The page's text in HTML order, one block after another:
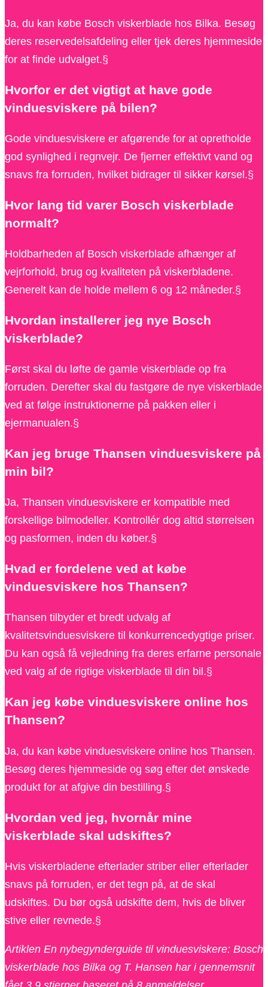
Ja, du kan købe Bosch viskerblade hos Bilka. Besøg
deres reservedelsafdeling eller tjek deres hjemmeside
for at finde udvalget.§
Hvorfor er det vigtigt at have gode
vinduesviskere på bilen?
Gode vinduesviskere er afgørende for at opretholde
god synlighed i regnvejr. De fjerner effektivt vand og
snavs fra forruden, hvilket bidrager til sikker kørsel.§
Hvor lang tid varer Bosch viskerblade
normalt?
Holdbarheden af Bosch viskerblade afhænger af
vejrforhold, brug og kvaliteten på viskerbladene.
Generelt kan de holde mellem 6 og 12 måneder.§
Hvordan installerer jeg nye Bosch
viskerblade?
Først skal du løfte de gamle viskerblade op fra
forruden. Derefter skal du fastgøre de nye viskerblade
ved at følge instruktionerne på pakken eller i
ejermanualen.§
Kan jeg bruge Thansen vinduesviskere på
min bil?
Ja, Thansen vinduesviskere er kompatible med
forskellige bilmodeller. Kontrollér dog altid størrelsen
og pasformen, inden du køber.§
Hvad er fordelene ved at købe
vinduesviskere hos Thansen?
Thansen tilbyder et bredt udvalg af
kvalitetsvinduesviskere til konkurrencedygtige priser.
Du kan også få vejledning fra deres erfarne personale
ved valg af de rigtige viskerblade til din bil.§
Kan jeg købe vinduesviskere online hos
Thansen?
Ja, du kan købe vinduesviskere online hos Thansen.
Besøg deres hjemmeside og søg efter det ønskede
produkt for at afgive din bestilling.§
Hvordan ved jeg, hvornår mine
viskerblade skal udskiftes?
Hvis viskerbladene efterlader striber eller efterlader
snavs på forruden, er det tegn på, at de skal
udskiftes. Du bør også udskifte dem, hvis de bliver
stive eller revnede.§
Artiklen En nybegynderguide til vinduesviskere: Bosch
viskerblade hos Bilka og T. Hansen har i gennemsnit